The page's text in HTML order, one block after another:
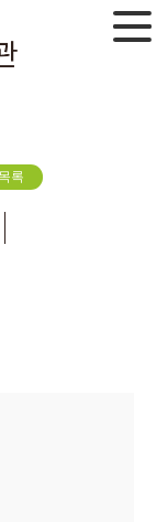
록